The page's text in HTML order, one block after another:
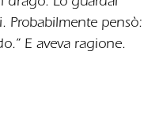
Probabilmente pensò:
E aveva ragione.